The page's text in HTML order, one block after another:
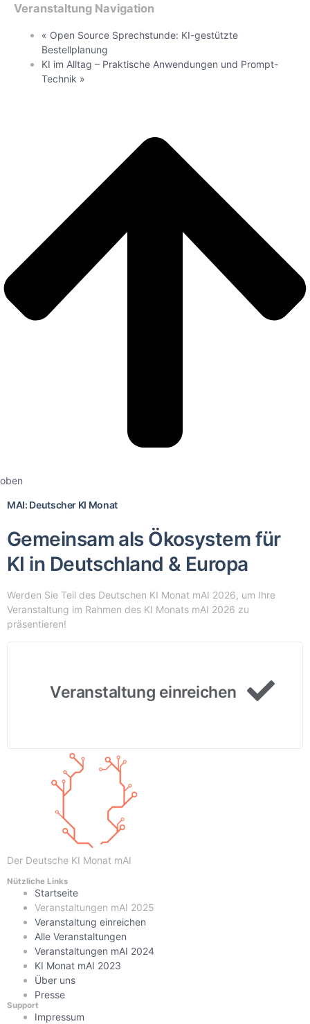
Veranstaltung Navigation
« Open Source Sprechstunde: KI-gestützte
Bestellplanung
KI im Alltag – Praktische Anwendungen und Prompt-
Technik »
oben
MAI: Deutscher KI Monat
Gemeinsam als Ökosystem für
KI in Deutschland & Europa
Werden Sie Teil des Deutschen KI Monat mAI 2026, um Ihre
Veranstaltung im Rahmen des KI Monats mAI 2026 zu
präsentieren!
Veranstaltung einreichen
Der Deutsche KI Monat mAI
Nützliche Links
Startseite
Veranstaltungen mAI 2025
Veranstaltung einreichen
Alle Veranstaltungen
Veranstaltungen mAI 2024
KI Monat mAI 2023
Über uns
Presse
Support
Impressum